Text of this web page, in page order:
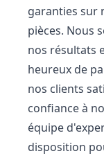
garanties sur
pièces. Nous
nos résultats
heureux de
nos clients
confiance à
équipe
disposition